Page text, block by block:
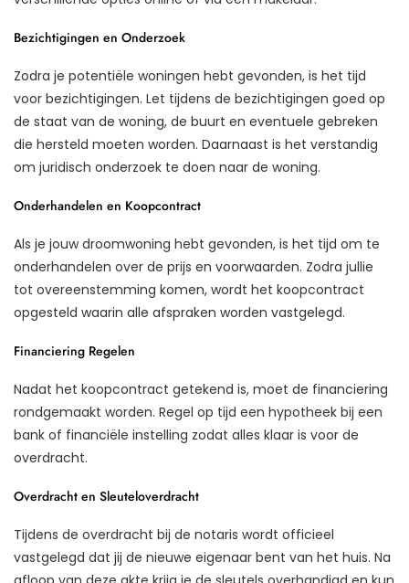
Bezichtigingen en Onderzoek
Zodra je potentiële woningen hebt gevonden, is het tijd
voor bezichtigingen. Let tijdens de bezichtigingen goed op
de staat van de woning, de buurt en eventuele gebreken
die hersteld moeten worden. Daarnaast is het verstandig
om juridisch onderzoek te doen naar de woning.
Onderhandelen en Koopcontract
Als je jouw droomwoning hebt gevonden, is het tijd om te
onderhandelen over de prijs en voorwaarden. Zodra jullie
tot overeenstemming komen, wordt het koopcontract
opgesteld waarin alle afspraken worden vastgelegd.
Financiering Regelen
Nadat het koopcontract getekend is, moet de financiering
rondgemaakt worden. Regel op tijd een hypotheek bij een
bank of financiële instelling zodat alles klaar is voor de
overdracht.
Overdracht en Sleuteloverdracht
Tijdens de overdracht bij de notaris wordt officieel
vastgelegd dat jij de nieuwe eigenaar bent van het huis. Na